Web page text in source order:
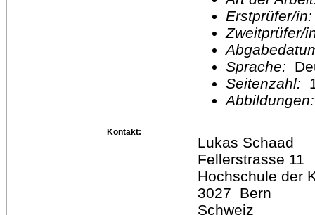
Erstprüfer/
Sprache:
Seitenzahl:
Kontakt:
Lukas Schaad
Fellerstrasse 11
Hochschule der
3027 Bern
Schweiz